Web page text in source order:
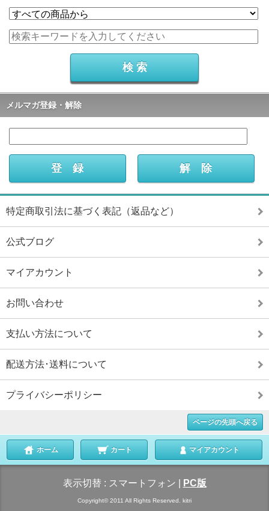
メルマガ登録・解除
特定商取引法に基づく表記（返品など）
公式ブログ
マイアカウント
お問い合わせ
支払い方法について
配送方法･送料について
プライバシーポリシー
ページの先頭へ戻る
ホーム カート マイアカウント
表示切替 : スマートフォン PC版
Copyright© 2011 All Rights Reserved. kitri